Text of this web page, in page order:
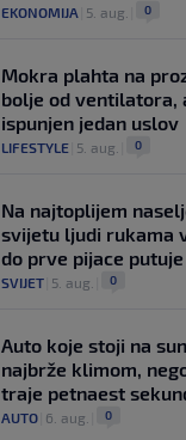
EKONOMIJA 5. aug. 0
Mokra plahta na
bolje od ventilatora,
ispunjen jedan uslov
LIFESTYLE 5. aug. 0
Na najtoplijem
svijetu ljudi rukama
do prve pijace
SVIJET 5. aug. 0
Auto koje stoji na
najbrže klimom,
traje petnaest
AUTO 6. aug. 0